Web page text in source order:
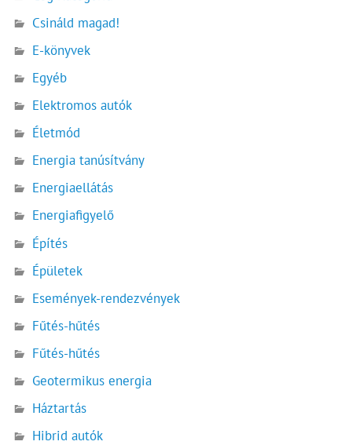
Csináld magad!
E-könyvek
Egyéb
Elektromos autók
Életmód
Energia tanúsítvány
Energiaellátás
Energiafigyelő
Építés
Épületek
Események-rendezvények
Fűtés-hűtés
Fűtés-hűtés
Geotermikus energia
Háztartás
Hibrid autók